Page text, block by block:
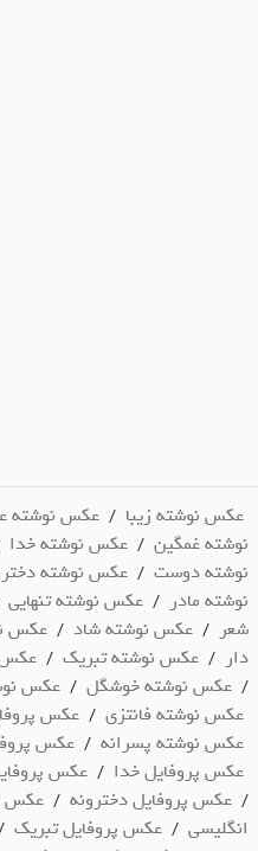
عکس نوشته زیبا / عکس نوشته
نوشته غمگین / عکس نوشته خدا
نوشته دوست / عکس نوشته
نوشته مادر / عکس نوشته تنهایی
شعر / عکس نوشته شاد / عکس
دار / عکس نوشته تبریک / عکس
/ عکس نوشته خوشگل / عکس
عکس نوشته فانتزی / عکس
عکس نوشته پسرانه / عکس
عکس پروفایل خدا / عکس
/ عکس پروفایل دخترونه / عکس
انگلیسی / عکس پروفایل تبریک